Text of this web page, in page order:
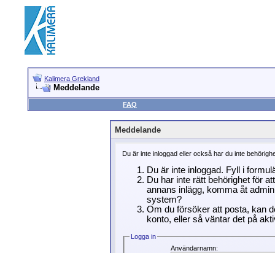
Kalimera Grekland
Meddelande
FAQ
Meddelande
Du är inte inloggad eller också har du inte
Du är inte inloggad. Fyll i
Du har inte rätt behörighet för
annans inlägg, komma åt
system?
Om du försöker att posta, kan
konto, eller så väntar det på
Logga in
Användarnamn: